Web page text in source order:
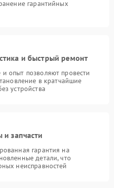
гарантийных
и быстрый ремонт
опыт позволяют провести
в кратчайшие
устройства
и запчасти
гарантия на
детали, что
неисправностей